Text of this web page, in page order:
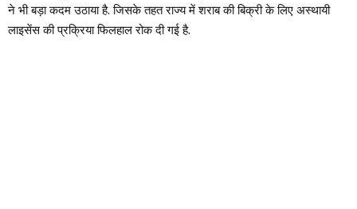
ने भी बड़ा कदम उठाया है. जिसके तहत राज्य में शराब की बिक्री के लिए अस्थायी
लाइसेंस की प्रक्रिया फिलहाल रोक दी गई है.